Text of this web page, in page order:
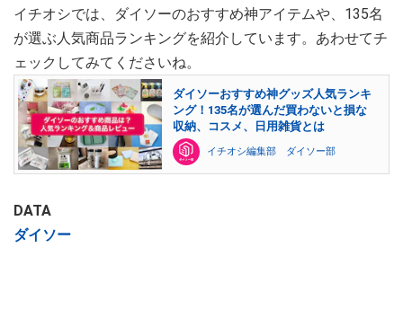
イチオシでは、ダイソーのおすすめ神アイテムや、135名
が選ぶ人気商品ランキングを紹介しています。あわせてチ
ェックしてみてくださいね。
ダイソーおすすめ神グッズ人気ランキ
ング！135名が選んだ買わないと損な
収納、コスメ、日用雑貨とは
イチオシ編集部 ダイソー部
DATA
ダイソー